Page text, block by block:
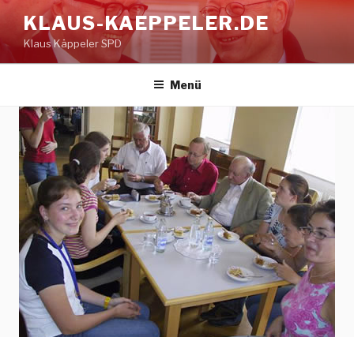
Inhalt
springen
KLAUS-KAEPPELER.DE
Klaus Käppeler SPD
Menü